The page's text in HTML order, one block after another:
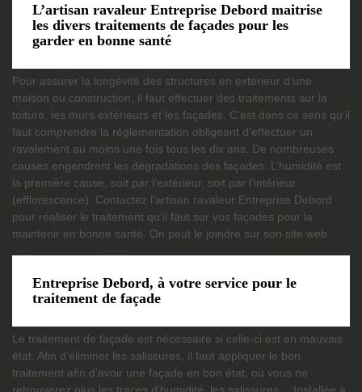
L’artisan ravaleur Entreprise Debord maitrise
les divers traitements de façades pour les
garder en bonne santé
Pour assurer la longévité des structures en extérieur d’une
maison ou construction, il faut effectuer des traitements sur la
toiture, les murs extérieurs et les façades. C’est dans ce sens qu’il
faut comprendre la réglementation obligeant d’effectuer un
ravalement au moins une fois tous les dix ans. De nombreuses
causes engendrent les dégradations des façades. L’humidité est
la première cause, soit par l’extérieur, soit par l’intérieur
(efflorescence). Contactez l’artisan ravaleur Entreprise Debord
pour réaliser le traitement qu’il faut sur vos façades pour la
maintenir en bonne santé. On peut le joindre sur son site web.
Entreprise Debord, à votre service pour le
traitement de façade
Le traitement de façade est nécessaire si celle-ci est en mauvais
état. Afin d’éliminer les salissures, il faut appliquer le bon
traitement afin d’avoir une façade en bon état, où vous ne
retrouverez plus les traces d’humidité, les salissures… Installée à